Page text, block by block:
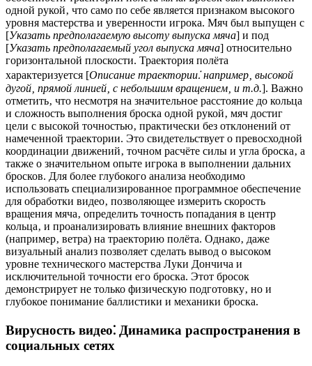
одной рукой‚ что само по себе является признаком высокого
уровня мастерства и уверенности игрока. Мяч был выпущен с
[Указать предполагаемую высоту выпуска мяча] и под
[Указать предполагаемый угол выпуска мяча] относительно
горизонтальной плоскости. Траектория полёта
характеризуется [Описание траектории⁚ например‚ высокой
дугой‚ прямой линией‚ с небольшим вращением‚ и т.д.]. Важно
отметить‚ что несмотря на значительное расстояние до кольца
и сложность выполнения броска одной рукой‚ мяч достиг
цели с высокой точностью‚ практически без отклонений от
намеченной траектории. Это свидетельствует о превосходной
координации движений‚ точном расчёте силы и угла броска‚ а
также о значительном опыте игрока в выполнении дальних
бросков. Для более глубокого анализа необходимо
использовать специализированное программное обеспечение
для обработки видео‚ позволяющее измерить скорость
вращения мяча‚ определить точность попадания в центр
кольца‚ и проанализировать влияние внешних факторов
(например‚ ветра) на траекторию полёта. Однако‚ даже
визуальный анализ позволяет сделать вывод о высоком
уровне технического мастерства Луки Дончича и
исключительной точности его броска. Этот бросок
демонстрирует не только физическую подготовку‚ но и
глубокое понимание баллистики и механики броска.
Вирусность видео⁚ Динамика распространения в
социальных сетях